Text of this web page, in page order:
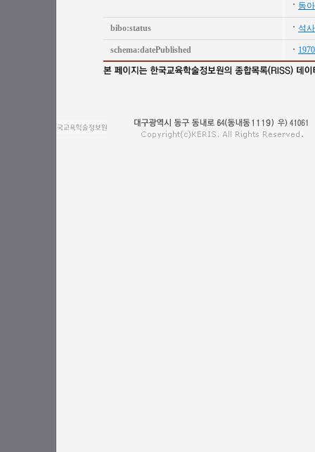
동
bibo:status 석사
schema:datePublished 1970